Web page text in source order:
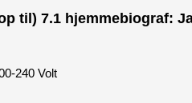
til) 7.1 hjemmebiograf:
240 Volt